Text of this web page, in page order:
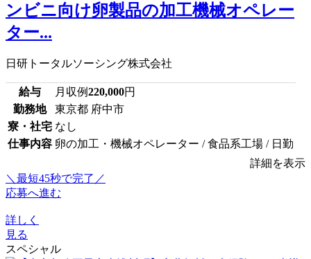
ンビニ向け卵製品の加工機械オペレー
ター...
日研トータルソーシング株式会社
給与 月収例220,000円
勤務地
東京都 府中市
寮・社宅 なし
仕事内容 卵の加工・機械オペレーター / 食品系工場 / 日勤
詳細を表示
＼最短45秒で完了／
応募へ進む
詳しく
見る
スペシャル